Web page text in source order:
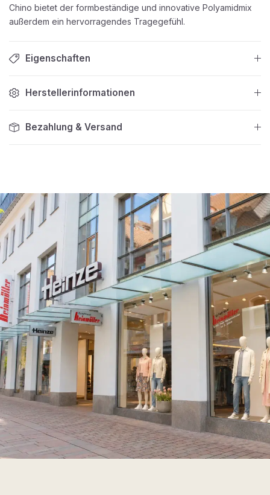
Chino bietet der formbeständige und innovative Polyamidmix
außerdem ein hervorragendes Tragegefühl.
Eigenschaften
Herstellerinformationen
Bezahlung & Versand